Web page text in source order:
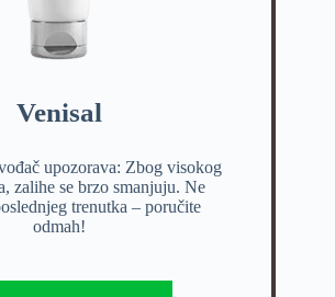
Venisal
upozorava: Zbog visokog
zalihe se brzo smanjuju. Ne
trenutka – poručite
odmah!